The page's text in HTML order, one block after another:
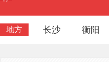
地方 长沙 衡阳